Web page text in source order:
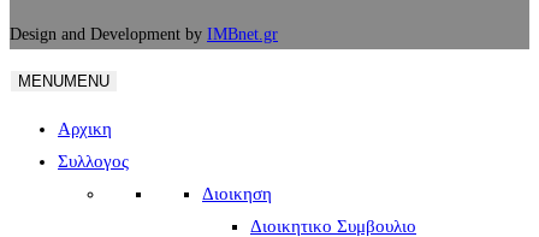
Design and Development by IMBnet.gr
MENUMENU
Αρχικη
Συλλογος
Διοικηση
Διοικητικο Συμβουλιο